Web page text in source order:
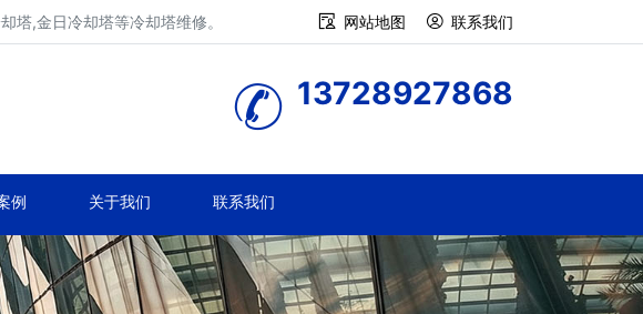
塔,金日冷却塔等冷却塔维修。 网站地图 联系我们
13728927868
例 关于我们 联系我们